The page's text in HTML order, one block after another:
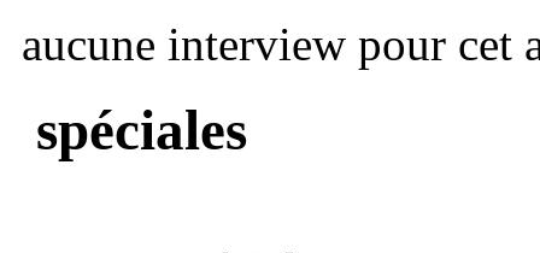
aucune interview pour cet
spéciales